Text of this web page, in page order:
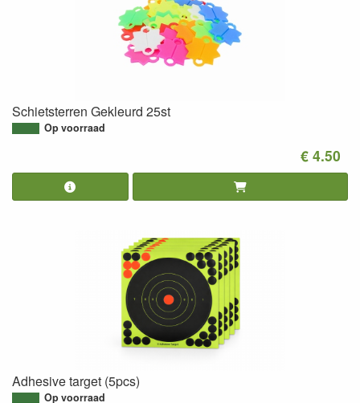
Schietsterren Gekleurd 25st
Op voorraad
€ 4.50
Adhesive target (5pcs)
Op voorraad